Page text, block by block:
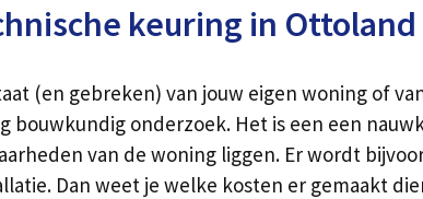
keuring in
(en gebreken) van jouw eigen woning of
bouwkundig onderzoek. Het is een een
van de woning liggen. Er wordt
Dan weet je welke kosten er gemaakt